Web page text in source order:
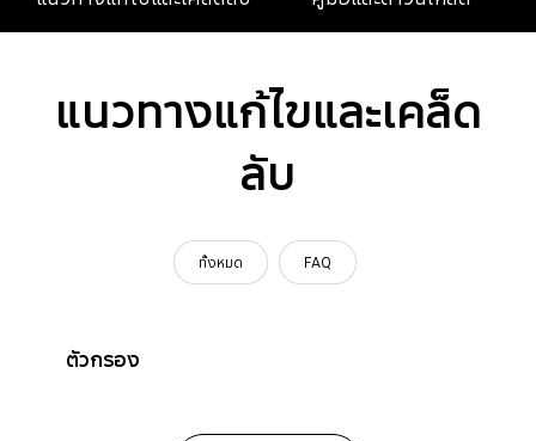
แนวทางแก้ไขและเคล็ด
ลับ
ทั้งหมด FAQ
ตัวกรอง